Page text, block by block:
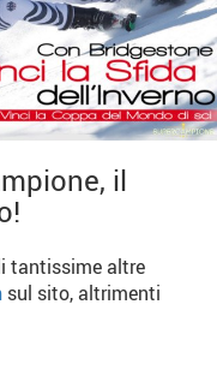
il
tantissime altre
sul sito, altrimenti